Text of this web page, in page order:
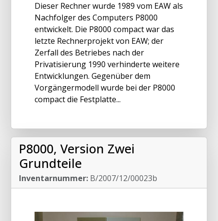
Dieser Rechner wurde 1989 vom EAW als
Nachfolger des Computers P8000
entwickelt. Die P8000 compact war das
letzte Rechnerprojekt von EAW; der
Zerfall des Betriebes nach der
Privatisierung 1990 verhinderte weitere
Entwicklungen. Gegenüber dem
Vorgängermodell wurde bei der P8000
compact die Festplatte...
P8000, Version Zwei
Grundteile
Inventarnummer: B/2007/12/00023b